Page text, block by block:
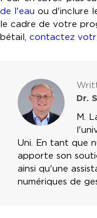
de l'eau ou d'inclure
le cadre de votre
bétail, contactez
Dr.
M.
Uni. En tant que
apporte son
ainsi qu'une
numériques de